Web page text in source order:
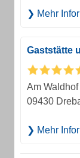
Mehr
Gaststätte
Am Waldhof
09430
Mehr